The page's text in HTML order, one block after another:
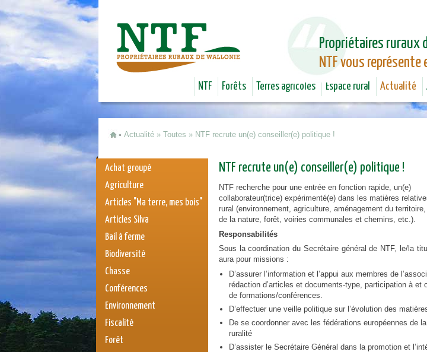
Propriétaires ruraux
NTF vous
NTF Forêts Terres agricoles Espace rural Actualité
Actualité » Toutes » NTF recrute un(e) conseiller(e) politique !
NTF recrute un(e) conseiller(e) politique !
NTF recherche pour une entrée en fonction rapide, un(e)
collaborateur(trice) expérimenté(e) dans les matières
rural (environnement, agriculture, aménagement du
de la nature, forêt, voiries communales et chemins, etc.).
Responsabilités
Sous la coordination du Secrétaire général de NTF, le/la
aura pour missions :
D’assurer l’information et l’appui aux membres de
rédaction d’articles et documents-type, participation à et
de formations/conférences.
D’effectuer une veille politique sur l’évolution des
De se coordonner avec les fédérations européennes de
ruralité
D’assister le Secrétaire Général dans la promotion et
Achat groupé
Agriculture
Articles "Ma terre, mes bois"
Articles Silva
Bail à ferme
Biodiversité
Chasse
Conférences
Environnement
Fiscalité
Forêt